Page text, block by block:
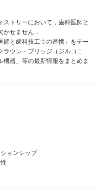
ストリーにおいて，歯科医師と
せません．
師と歯科技工士の連携」をテー
ラウン・ブリッジ（ジルコニ
器」等の最新情報をまとめま
ョンシップ